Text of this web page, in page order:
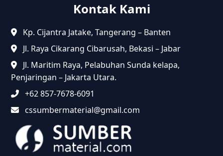
Kontak Kami
Kp. Cijantra Jatake, Tangerang – Banten
Jl. Raya Cikarang Cibarusah, Bekasi – Jabar
Jl. Maritim Raya, Pelabuhan Sunda kelapa,
Penjaringan – Jakarta Utara.
+62 857-7678-6091
cssumbermaterial@gmail.com